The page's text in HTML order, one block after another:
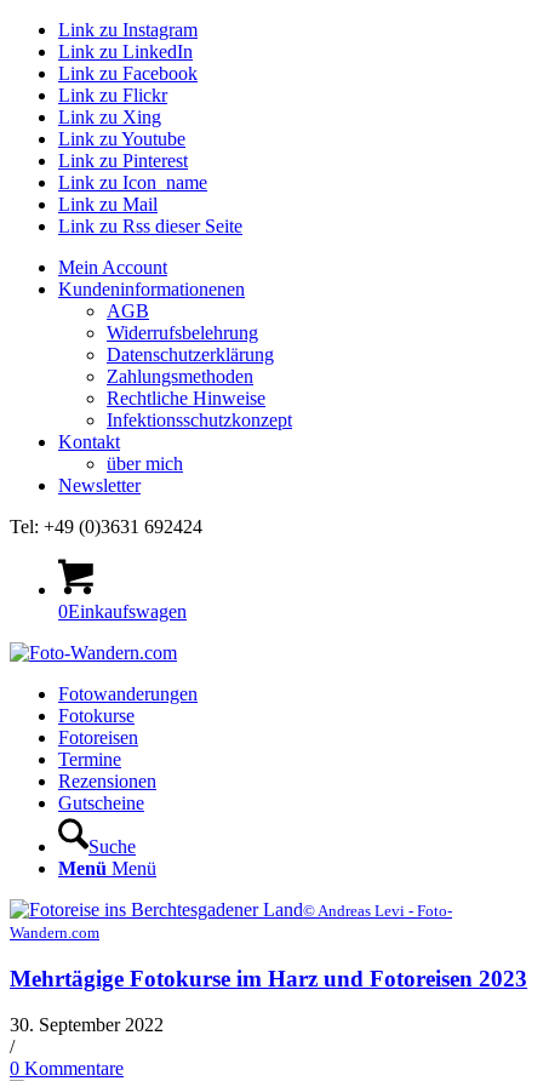
Link zu Instagram
Link zu LinkedIn
Link zu Facebook
Link zu Flickr
Link zu Xing
Link zu Youtube
Link zu Pinterest
Link zu Icon_name
Link zu Mail
Link zu Rss dieser Seite
Mein Account
Kundeninformationenen
AGB
Widerrufsbelehrung
Datenschutzerklärung
Zahlungsmethoden
Rechtliche Hinweise
Infektionsschutzkonzept
Kontakt
über mich
Newsletter
Tel: +49 (0)3631 692424
0Einkaufswagen
Fotowanderungen
Fotokurse
Fotoreisen
Termine
Rezensionen
Gutscheine
Suche
Menü Menü
© Andreas Levi - Foto-
Wandern.com
Mehrtägige Fotokurse im Harz und Fotoreisen 2023
30. September 2022
/
0 Kommentare